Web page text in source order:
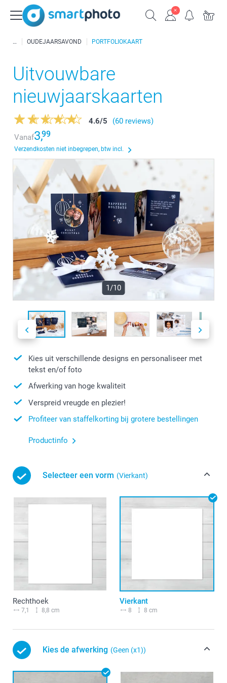
OUDEJAARSAVOND PORTFOLIOKAART
Uitvouwbare
nieuwjaarskaarten
4.6/5
(60 reviews)
Vanaf3,99
Verzendkosten niet inbegrepen, btw incl.
1/10
Kies uit verschillende designs en personaliseer met
tekst en/of foto
Afwerking van hoge kwaliteit
Verspreid vreugde en plezier!
Profiteer van staffelkorting bij grotere bestellingen
Productinfo
Selecteer een vorm (Vierkant)
Rechthoek
7,1 8,8 cm
Vierkant
8 8 cm
Kies de afwerking (Geen (x1))